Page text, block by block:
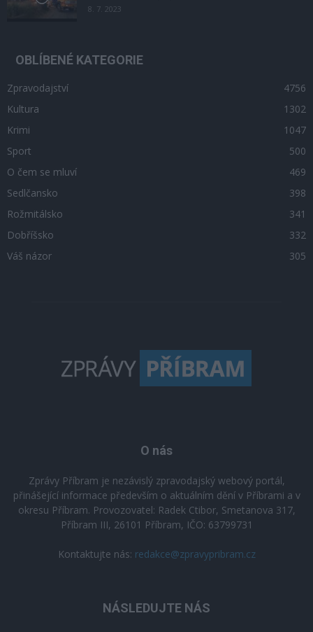
8. 7. 2023
OBLÍBENÉ KATEGORIE
Zpravodajství
4756
Kultura
1302
Krimi
1047
Sport
500
O čem se mluví
469
Sedlčansko
398
Rožmitálsko
341
Dobříšsko
332
Váš názor
305
O nás
Zprávy Příbram je nezávislý zpravodajský webový portál,
přinášející informace především o aktuálním dění v Příbrami a v
okresu Příbram. Provozovatel: Radek Ctibor, Smetanova 317,
Příbram III, 26101 Příbram, IČO: 63799731
Kontaktujte nás: redakce@zpravypribram.cz
NÁSLEDUJTE NÁS